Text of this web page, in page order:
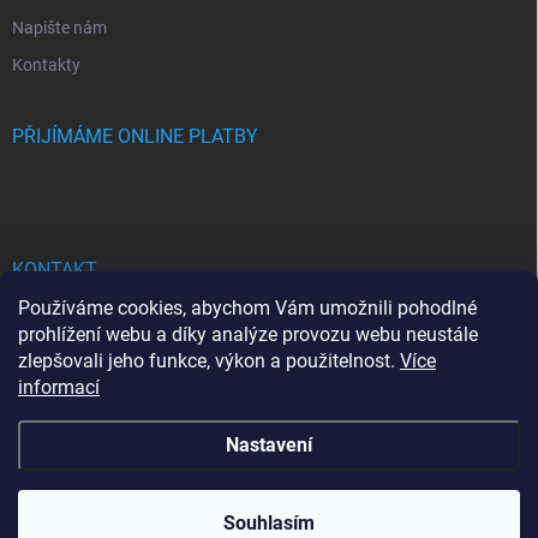
Používáme cookies, abychom Vám umožnili pohodlné
prohlížení webu a díky analýze provozu webu neustále
zlepšovali jeho funkce, výkon a použitelnost. Více
informací
Nastavení
Souhlasím
Napište nám
Kontakty
PŘIJÍMÁME ONLINE PLATBY
KONTAKT
bhgdesign seznam.cz
+420737713778
BHG DESIGN . Všechna práva vyhrazena.